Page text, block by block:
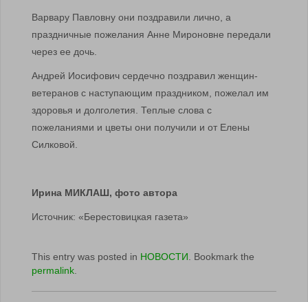
Варвару Павловну они поздравили лично, а
праздничные пожелания Анне Мироновне передали
через ее дочь.
Андрей Иосифович сердечно поздравил женщин-
ветеранов с наступающим праздником, пожелал им
здоровья и долголетия. Теплые слова с
пожеланиями и цветы они получили и от Елены
Силковой.
Ирина МИКЛАШ, фото автора
Источник: «Берестовицкая газета»
This entry was posted in НОВОСТИ. Bookmark the
permalink.